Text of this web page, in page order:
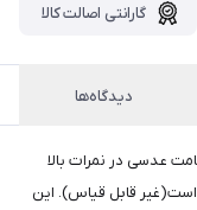
گارانتی اصالت کالا
دیدگاه‌ها
عدسی در نمرات بالا
است(غیر قابل قیاس). این